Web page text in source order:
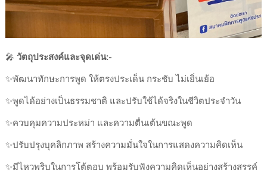
🎤 วัตถุประสงค์และจุดเด่น:-
✨️พัฒนาทักษะการพูด ให้ตรงประเด็น กระชับ ไม่เยิ่นเย้อ
✨️พูดได้อย่างเป็นธรรมชาติ และปรับใช้ได้จริงในชีวิตประจำวัน
✨️ควบคุมความประหม่า และความตื่นเต้นขณะพูด
✨️ปรับปรุงบุคลิกภาพ สร้างความมั่นใจในการแสดงความคิดเห็น
✨️มีไหวพริบในการโต้ตอบ พร้อมรับฟังความคิดเห็นอย่างสร้างสรรค์